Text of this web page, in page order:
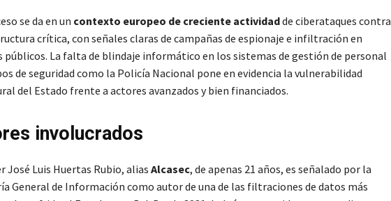
se da en un contexto europeo de creciente actividadde ciberataques contra
crítica, con señales claras de campañas de espionaje e infiltración en
públicos. La falta de blindaje informático en los sistemas de gestión de personal
de seguridad como la Policía Nacional pone en evidencia la vulnerabilidad
del Estado frente a actores avanzados y bien financiados.
involucrados
José Luis Huertas Rubio, alias Alcasec, de apenas 21 años, es señalado por la
General de Información como autor de una de las filtraciones de datos más